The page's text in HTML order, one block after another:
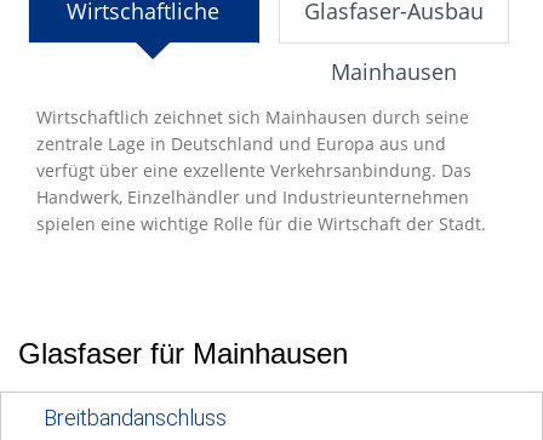
Wirtschaftliche Glasfaser-Ausbau
Mainhausen
Wirtschaftlich zeichnet sich Mainhausen durch seine
zentrale Lage in Deutschland und Europa aus und
verfügt über eine exzellente Verkehrsanbindung. Das
Handwerk, Einzelhändler und Industrieunternehmen
spielen eine wichtige Rolle für die Wirtschaft der Stadt.
Glasfaser für Mainhausen
Breitbandanschluss